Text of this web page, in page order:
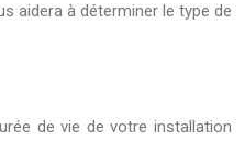
aidera à déterminer le type de
de vie de votre installation